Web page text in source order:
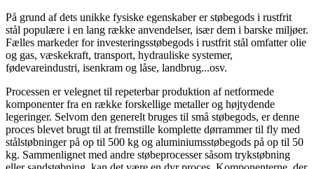
På grund af dets unikke fysiske egenskaber er støbegods i rustfrit
stål populære i en lang række anvendelser, især dem i barske miljøer.
Fælles markeder for investeringsstøbegods i rustfrit stål omfatter olie
og gas, væskekraft, transport, hydrauliske systemer,
fødevareindustri, isenkram og låse, landbrug...osv.
Processen er velegnet til repeterbar produktion af netformede
komponenter fra en række forskellige metaller og højtydende
legeringer. Selvom den generelt bruges til små støbegods, er denne
proces blevet brugt til at fremstille komplette dørrammer til fly med
stålstøbninger på op til 500 kg og aluminiumsstøbegods på op til 50
kg. Sammenlignet med andre støbeprocesser såsom trykstøbning